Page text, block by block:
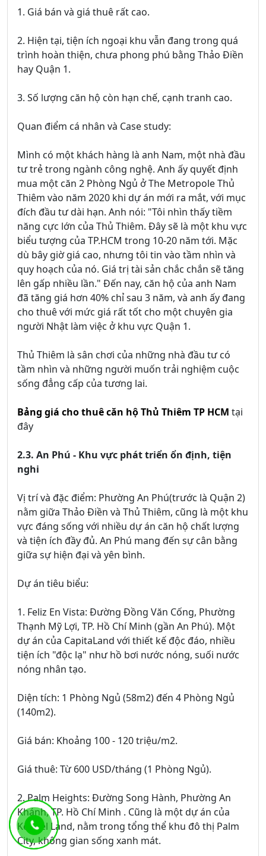
1. Giá bán và giá thuê rất cao.
2. Hiện tại, tiện ích ngoại khu vẫn đang trong quá
trình hoàn thiện, chưa phong phú bằng Thảo Điền
hay Quận 1.
3. Số lượng căn hộ còn hạn chế, cạnh tranh cao.
Quan điểm cá nhân và Case study:
Mình có một khách hàng là anh Nam, một nhà đầu
tư trẻ trong ngành công nghệ. Anh ấy quyết định
mua một căn 2 Phòng Ngủ ở The Metropole Thủ
Thiêm vào năm 2020 khi dự án mới ra mắt, với mục
đích đầu tư dài hạn. Anh nói: "Tôi nhìn thấy tiềm
năng cực lớn của Thủ Thiêm. Đây sẽ là một khu vực
biểu tượng của TP.HCM trong 10-20 năm tới. Mặc
dù bây giờ giá cao, nhưng tôi tin vào tầm nhìn và
quy hoạch của nó. Giá trị tài sản chắc chắn sẽ tăng
lên gấp nhiều lần." Đến nay, căn hộ của anh Nam
đã tăng giá hơn 40% chỉ sau 3 năm, và anh ấy đang
cho thuê với mức giá rất tốt cho một chuyên gia
người Nhật làm việc ở khu vực Quận 1.
Thủ Thiêm là sân chơi của những nhà đầu tư có
tầm nhìn và những người muốn trải nghiệm cuộc
sống đẳng cấp của tương lai.
Bảng giá cho thuê căn hộ Thủ Thiêm TP HCM tại
đây
2.3. An Phú - Khu vực phát triển ổn định, tiện
nghi
Vị trí và đặc điểm: Phường An Phú(trước là Quận 2)
nằm giữa Thảo Điền và Thủ Thiêm, cũng là một khu
vực đáng sống với nhiều dự án căn hộ chất lượng
và tiện ích đầy đủ. An Phú mang đến sự cân bằng
giữa sự hiện đại và yên bình.
Dự án tiêu biểu:
1. Feliz En Vista: Đường Đồng Văn Cống, Phường
Thạnh Mỹ Lợi, TP. Hồ Chí Minh (gần An Phú). Một
dự án của CapitaLand với thiết kế độc đáo, nhiều
tiện ích "độc lạ" như hồ bơi nước nóng, suối nước
nóng nhân tạo.
Diện tích: 1 Phòng Ngủ (58m2) đến 4 Phòng Ngủ
(140m2).
Giá bán: Khoảng 100 - 120 triệu/m2.
Giá thuê: Từ 600 USD/tháng (1 Phòng Ngủ).
2. Palm Heights: Đường Song Hành, Phường An
Khánh, TP. Hồ Chí Minh . Cũng là một dự án của
Keppel Land, nằm trong tổng thể khu đô thị Palm
City, không gian sống xanh mát.